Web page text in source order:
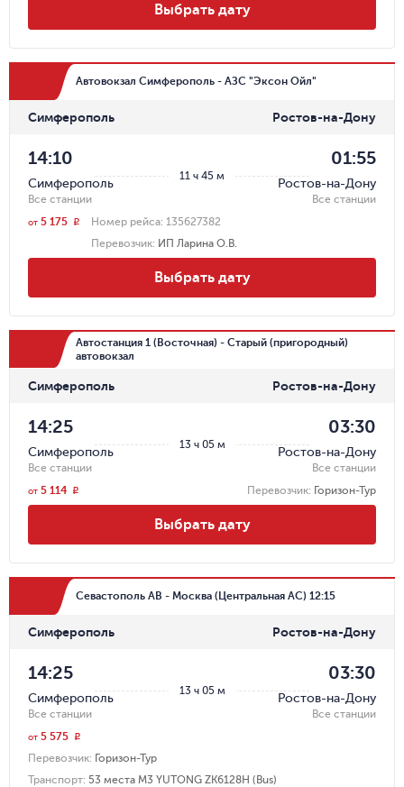
Выбрать дату
Автовокзал Симферополь - АЗС "Эксон Ойл"
Симферополь Ростов-на-Дону
11 ч 45 м
14:10
Симферополь
Все станции
01:55
Ростов-на-Дону
Все станции
Номер рейса: 135627382
Перевозчик: ИП Ларина О.В.
от 5 175 r
Выбрать дату
Автостанция 1 (Восточная) - Старый (пригородный)
автовокзал
Симферополь Ростов-на-Дону
13 ч 05 м
14:25
Симферополь
Все станции
03:30
Ростов-на-Дону
Все станции
Перевозчик: Горизон-Тур
от 5 114 r
Выбрать дату
Севастополь АВ - Москва (Центральная АС) 12:15
Симферополь Ростов-на-Дону
13 ч 05 м
14:25
Симферополь
Все станции
03:30
Ростов-на-Дону
Все станции
Перевозчик: Горизон-Тур
Транспорт: 53 места M3 YUTONG ZK6128H (Bus)
от 5 575 r